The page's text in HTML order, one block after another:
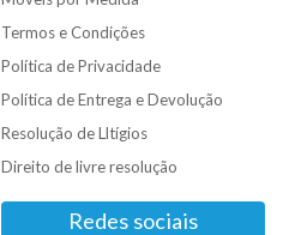
Termos e Condições
Política de Privacidade
Política de Entrega e Devolução
Resolução de Lltígios
Direito de livre resolução
Redes sociais